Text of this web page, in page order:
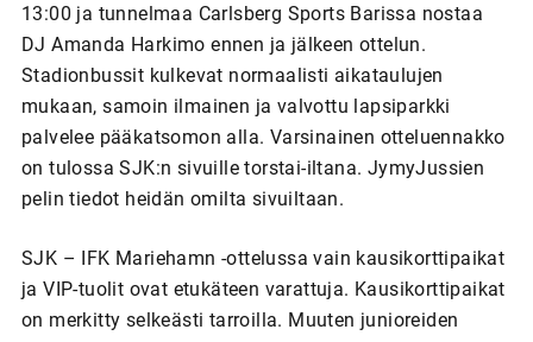
13:00 ja tunnelmaa Carlsberg Sports Barissa nostaa
DJ Amanda Harkimo ennen ja jälkeen ottelun.
Stadionbussit kulkevat normaalisti aikataulujen
mukaan, samoin ilmainen ja valvottu lapsiparkki
palvelee pääkatsomon alla. Varsinainen otteluennakko
on tulossa SJK:n sivuille torstai-iltana. JymyJussien
pelin tiedot heidän omilta sivuiltaan.
SJK – IFK Mariehamn -ottelussa vain kausikorttipaikat
ja VIP-tuolit ovat etukäteen varattuja. Kausikorttipaikat
on merkitty selkeästi tarroilla. Muuten junioreiden